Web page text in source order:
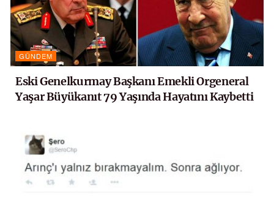
GÜNDEM
Eski Genelkurmay Başkanı Emekli Orgeneral
Yaşar Büyükanıt 79 Yaşında Hayatını Kaybetti